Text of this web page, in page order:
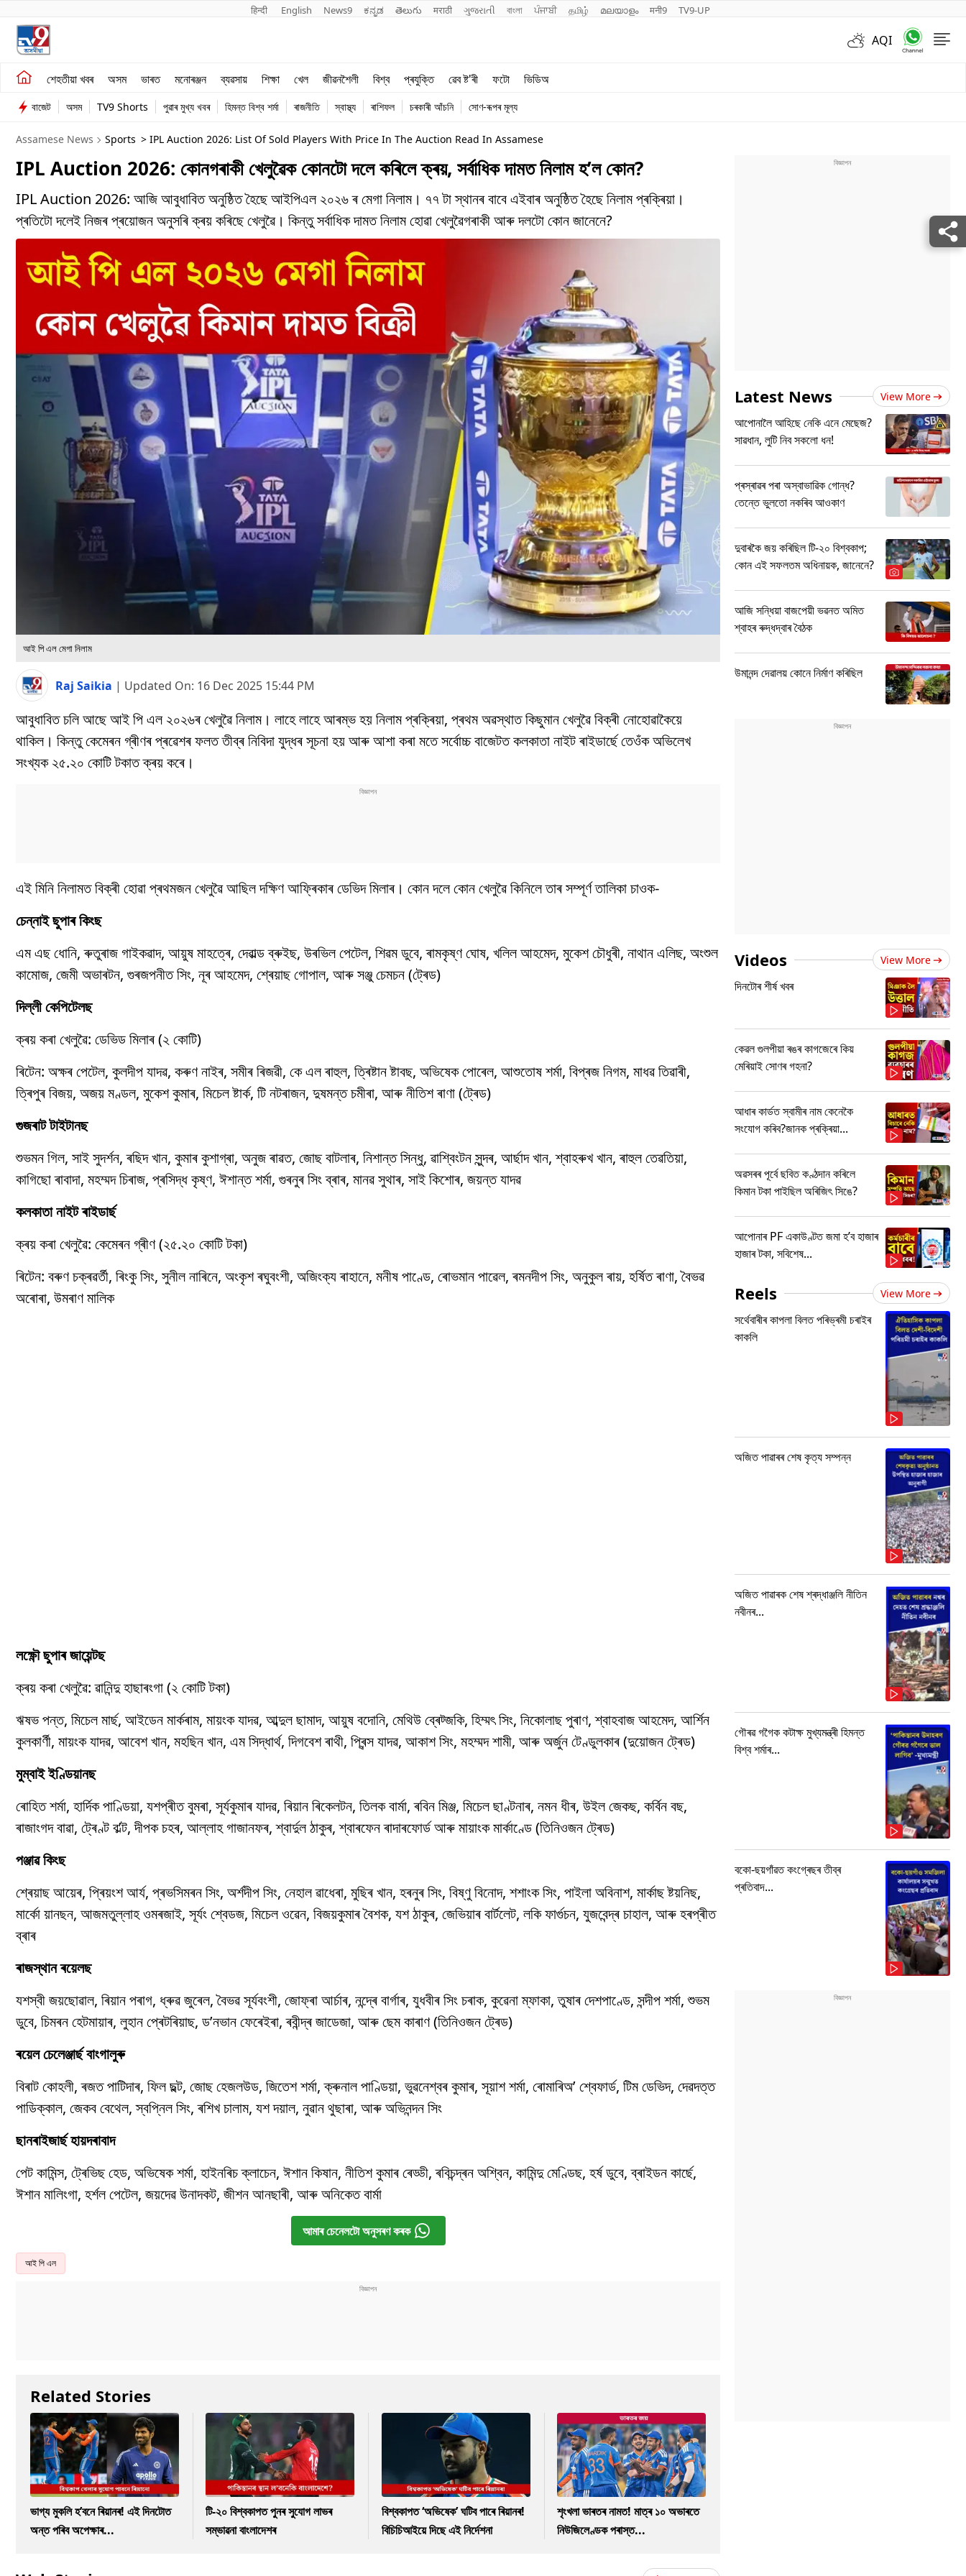
हिन्दी English News9 ಕನ್ನಡ తెలుగు मराठी ગુજરાતી বাংলা ਪੰਜਾਬੀ தமிழ் മലയാളം मनी9 TV9-UP
AQI
শেহতীয়া খবৰ অসম ভাৰত মনোৰঞ্জন ব্যৱসায় শিক্ষা খেল জীৱনশৈলী বিশ্ব প্ৰযুক্তি ৱেব ষ্ট'ৰী ফটো ভিডিঅ
শেহতীয়া খবৰ
অসম
ভাৰত
ব্যৱসায়
খেল
জীৱনশৈলী
বাজেট অসম TV9 Shorts পুৱাৰ মুখ্য খবৰ হিমন্ত বিশ্ব শৰ্মা ৰাজনীতি স্বাস্থ্য ৰাশিফল চৰকাৰী আঁচনি সোণ-ৰূপৰ মূল্য
Assamese News Sports > IPL Auction 2026: List Of Sold Players With Price In The Auction Read In Assamese
IPL Auction 2026: কোনগৰাকী খেলুৱৈক কোনটো দলে কৰিলে ক্ৰয়, সৰ্বাধিক দামত নিলাম হ’ল কোন?
IPL Auction 2026: আজি আবুধাবিত অনুষ্ঠিত হৈছে আইপিএল ২০২৬ ৰ মেগা নিলাম। ৭৭ টা স্থানৰ বাবে এইবাৰ অনুষ্ঠিত হৈছে নিলাম প্ৰক্ৰিয়া।
প্ৰতিটো দলেই নিজৰ প্ৰয়োজন অনুসৰি ক্ৰয় কৰিছে খেলুৱৈ। কিন্তু সৰ্বাধিক দামত নিলাম হোৱা খেলুৱৈগৰাকী আৰু দলটো কোন জানেনে?
আই পি এল মেগা নিলাম
Raj Saikia | Updated On: 16 Dec 2025 15:44 PM
আবুধাবিত চলি আছে আই পি এল ২০২৬ৰ খেলুৱৈ নিলাম। লাহে লাহে আৰম্ভ হয় নিলাম প্ৰক্ৰিয়া, প্ৰথম অৱস্থাত কিছুমান খেলুৱৈ বিক্ৰী নোহোৱাকৈয়ে
থাকিল। কিন্তু কেমেৰন গ্ৰীণৰ প্ৰৱেশৰ ফলত তীব্ৰ নিবিদা যুদ্ধৰ সূচনা হয় আৰু আশা কৰা মতে সৰ্বোচ্চ বাজেটত কলকাতা নাইট ৰাইডাৰ্ছে তেওঁক অভিলেখ
সংখ্যক ২৫.২০ কোটি টকাত ক্ৰয় কৰে।
এই মিনি নিলামত বিক্ৰী হোৱা প্ৰথমজন খেলুৱৈ আছিল দক্ষিণ আফ্ৰিকাৰ ডেভিদ মিলাৰ। কোন দলে কোন খেলুৱৈ কিনিলে তাৰ সম্পূৰ্ণ তালিকা চাওক-
চেন্নাই ছুপাৰ কিংছ
এম এছ ধোনি, ৰুতুৰাজ গাইকৱাদ, আয়ুষ মাহত্ৰে, দেৱাল্ড ব্ৰুইছ, উৰভিল পেটেল, শিৱম ডুবে, ৰামকৃষ্ণ ঘোষ, খলিল আহমেদ, মুকেশ চৌধুৰী, নাথান এলিছ, অংশুল
কামোজ, জেমী অভাৰটন, গুৰজপনীত সিং, নূৰ আহমেদ, শ্ৰেয়াছ গোপাল, আৰু সঞ্জু চেমচন (ট্ৰেড)
দিল্লী কেপিটেলছ
ক্ৰয় কৰা খেলুৱৈ: ডেভিড মিলাৰ (২ কোটি)
ৰিটেন: অক্ষৰ পেটেল, কুলদীপ যাদৱ, কৰুণ নাইৰ, সমীৰ ৰিজৱী, কে এল ৰাহুল, ত্ৰিষ্টান ষ্টাবছ, অভিষেক পোৰেল, আশুতোষ শৰ্মা, বিপ্ৰজ নিগম, মাধৱ তিৱাৰী,
ত্ৰিপুৰ বিজয়, অজয় ​​মণ্ডল, মুকেশ কুমাৰ, মিচেল ষ্টাৰ্ক, টি নটৰাজন, দুষমন্ত চমীৰা, আৰু নীতিশ ৰাণা (ট্ৰেড)
গুজৰাট টাইটানছ
শুভমন গিল, সাই সুদৰ্শন, ৰছিদ খান, কুমাৰ কুশাগ্ৰা, অনুজ ৰাৱত, জোছ বাটলাৰ, নিশান্ত সিন্ধু, ৱাশ্বিংটন সুন্দৰ, আৰ্ছাদ খান, শ্বাহৰুখ খান, ৰাহুল তেৱতিয়া,
কাগিছো ৰাবাদা, মহম্মদ চিৰাজ, প্ৰসিদ্ধ কৃষ্ণ, ঈশান্ত শৰ্মা, গুৰনুৰ সিং ব্ৰাৰ, মানৱ সুথাৰ, সাই কিশোৰ, জয়ন্ত যাদৱ
কলকাতা নাইট ৰাইডাৰ্ছ
ক্ৰয় কৰা খেলুৱৈ: কেমেৰন গ্ৰীণ (২৫.২০ কোটি টকা)
ৰিটেন: বৰুণ চক্ৰৱৰ্তী, ৰিংকু সিং, সুনীল নাৰিনে, অংকৃশ ৰঘুবংশী, অজিংক্য ৰাহানে, মনীষ পাণ্ডে, ৰোভমান পাৱেল, ৰমনদীপ সিং, অনুকুল ৰায়, হৰ্ষিত ৰাণা, বৈভৱ
অৰোৰা, উমৰাণ মালিক
লক্ষ্ণৌ ছুপাৰ জায়েন্টছ
ক্ৰয় কৰা খেলুৱৈ: ৱানিন্দু হাছাৰংগা (২ কোটি টকা)
ঋষভ পন্ত, মিচেল মাৰ্ছ, আইডেন মাৰ্কৰাম, মায়ংক যাদৱ, আব্দুল ছামাদ, আয়ুষ বদোনি, মেথিউ ব্ৰেট্জকি, হিম্মৎ সিং, নিকোলাছ পুৰাণ, শ্বাহবাজ আহমেদ, আৰ্শিন
কুলকাৰ্ণী, মায়ংক যাদৱ, আবেশ খান, মহছিন খান, এম সিদ্ধাৰ্থ, দিগবেশ ৰাথী, প্ৰিন্স যাদৱ, আকাশ সিং, মহম্মদ শামী, আৰু অৰ্জুন টেণ্ডুলকাৰ (দুয়োজন ট্ৰেড)
মুম্বাই ইণ্ডিয়ানছ
ৰোহিত শৰ্মা, হাৰ্দিক পাণ্ডিয়া, যশপ্ৰীত বুমৰা, সূৰ্যকুমাৰ যাদৱ, ৰিয়ান ৰিকেলটন, তিলক বাৰ্মা, ৰবিন মিঞ্জ, মিচেল ছাণ্টনাৰ, নমন ধীৰ, উইল জেকছ, কৰ্বিন বছ,
ৰাজাংগদ বাৱা, ট্ৰেণ্ট ব’ল্ট, দীপক চহৰ, আল্লাহ গাজানফৰ, শ্বাৰ্দুল ঠাকুৰ, শ্বাৰফেন ৰাদাৰফোৰ্ড আৰু মায়াংক মাৰ্কাণ্ডে (তিনিওজন ট্ৰেড)
পঞ্জাৱ কিংছ
শ্ৰেয়াছ আয়েৰ, প্ৰিয়ংশ আৰ্য, প্ৰভসিমৰন সিং, অৰ্শদীপ সিং, নেহাল ৱাধেৰা, মুছিৰ খান, হৰনুৰ সিং, বিষ্ণু বিনোদ, শশাংক সিং, পাইলা অবিনাশ, মাৰ্কাছ ষ্টয়নিছ,
মাৰ্কো য়ানছন, আজমতুল্লাহ ওমৰজাই, সূৰ্যং শ্বেডজ, মিচেল ওৱেন, বিজয়কুমাৰ বৈশক, যশ ঠাকুৰ, জেভিয়াৰ বাৰ্টলেট, লকি ফাৰ্গুচন, যুজবেন্দ্ৰ চাহাল, আৰু হৰপ্ৰীত
ব্ৰাৰ
ৰাজস্থান ৰয়েলছ
যশস্বী জয়ছোৱাল, ৰিয়ান পৰাগ, ধ্ৰুৱ জুৰেল, বৈভৱ সূৰ্যবংশী, জোফ্ৰা আৰ্চাৰ, নন্দ্ৰে বাৰ্গাৰ, যুধবীৰ সিং চৰাক, কুৱেনা ম্ফাকা, তুষাৰ দেশপাণ্ডে, সন্দীপ শৰ্মা, শুভম
ডুবে, চিমৰন হেটমায়াৰ, লুহান প্ৰেটৰিয়াছ, ড’নভান ফেৰেইৰা, ৰবীন্দ্ৰ জাডেজা, আৰু ছেম কাৰাণ (তিনিওজন ট্ৰেড)
ৰয়েল চেলেঞ্জাৰ্ছ বাংগালুৰু
বিৰাট কোহলী, ৰজত পাটিদাৰ, ফিল ছল্ট, জোছ হেজলউড, জিতেশ শৰ্মা, ক্ৰুনাল পাণ্ডিয়া, ভুৱনেশ্বৰ কুমাৰ, সূয়াশ শৰ্মা, ৰোমাৰিঅ’ শ্বেফাৰ্ড, টিম ডেভিদ, দেৱদত্ত
পাডিক্কাল, জেকব বেথেল, স্বপ্নিল সিং, ৰশিখ চালাম, যশ দয়াল, নুৱান থুছাৰা, আৰু অভিনন্দন সিং
ছানৰাইজাৰ্ছ হায়দৰাবাদ
পেট কামিন্স, ট্ৰেভিছ হেড, অভিষেক শৰ্মা, হাইনৰিচ ক্লাচেন, ঈশান কিষান, নীতিশ কুমাৰ ৰেড্ডী, ৰবিচন্দ্ৰন অশ্বিন, কামিন্দু মেণ্ডিছ, হৰ্ষ ডুবে, ব্ৰাইডন কাৰ্ছে,
ঈশান মালিংগা, হৰ্শল পেটেল, জয়দেৱ উনাদকট, জীশন আনছাৰী, আৰু অনিকেত বাৰ্মা
আমাৰ চেনেলটো অনুসৰণ কৰক
আই পি এল
Related Stories
ভাগ্য মুকলি হ’বনে ৰিয়ানৰ! এই দিনটোত
অন্ত পৰিব অপেক্ষাৰ...
টি-২০ বিশ্বকাপত পুনৰ সুযোগ লাভৰ
সম্ভাৱনা বাংলাদেশৰ
বিশ্বকাপত ‘অভিষেক’ ঘটিব পাৰে ৰিয়ানৰ!
বিচিচিআইয়ে দিছে এই নিৰ্দেশনা
শৃংখলা ভাৰতৰ নামত! মাত্ৰ ১০ অভাৰতে
নিউজিলেণ্ডক পৰাস্ত...
Latest News View More
আপোনালৈ আহিছে নেকি এনে মেছেজ?
সাৱধান, লুটি নিব সকলো ধন!
প্ৰস্ৰাৱৰ পৰা অস্বাভাৱিক গোন্ধ?
তেন্তে ভুলতো নকৰিব আওকাণ
দুবাৰকৈ জয় কৰিছিল টি-২০ বিশ্বকাপ;
কোন এই সফলতম অধিনায়ক, জানেনে?
আজি সন্ধিয়া বাজপেয়ী ভৱনত অমিত
শ্বাহৰ ৰুদ্ধদ্বাৰ বৈঠক
উমানন্দ দেৱালয় কোনে নিৰ্মাণ কৰিছিল
Videos View More
দিনটোৰ শীৰ্ষ খবৰ
কেৱল গুলপীয়া ৰঙৰ কাগজেৰে কিয়
মেৰিয়াই সোণৰ গহনা?
আধাৰ কাৰ্ডত স্বামীৰ নাম কেনেকৈ
সংযোগ কৰিব?জানক প্ৰক্ৰিয়া...
অৱসৰৰ পূৰ্বে ছবিত কণ্ঠদান কৰিলে
কিমান টকা পাইছিল অৰিজিৎ সিঙে?
আপোনাৰ PF একাউণ্টত জমা হ’ব হাজাৰ
হাজাৰ টকা, সবিশেষ...
Reels View More
সৰ্থেবাৰীৰ কাপলা বিলত পৰিভ্ৰমী চৰাইৰ
কাকলি
অজিত পাৱাৰৰ শেষ কৃত্য সম্পন্ন
অজিত পাৱাৰক শেষ শ্ৰদ্ধাঞ্জলি নীতিন
নবীনৰ...
গৌৰৱ গগৈক কটাক্ষ মুখ্যমন্ত্ৰী হিমন্ত
বিশ্ব শৰ্মাৰ...
বকো-ছয়গাঁৱত কংগ্ৰেছৰ তীব্ৰ
প্ৰতিবাদ...